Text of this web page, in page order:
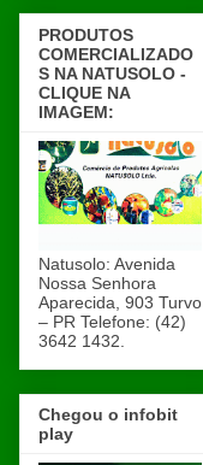
PRODUTOS
COMERCIALIZADO
S NA NATUSOLO -
CLIQUE NA
IMAGEM:
Natusolo: Avenida
Nossa Senhora
Aparecida, 903 Turvo
– PR Telefone: (42)
3642 1432.
Chegou o infobit
play